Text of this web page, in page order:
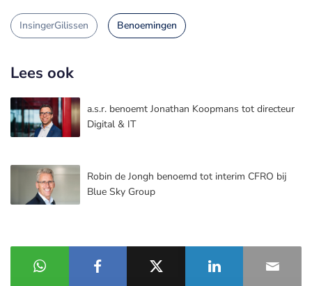
InsingerGilissen Benoemingen
Lees ook
a.s.r. benoemt Jonathan Koopmans tot directeur
Digital & IT
Robin de Jongh benoemd tot interim CFRO bij
Blue Sky Group